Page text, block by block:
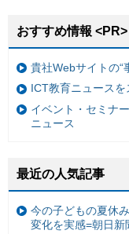
おすすめ情報 <PR>
貴社Webサイトの“
ICT教育ニュース
イベント・セミナ
ニュース
最近の人気記事
今の子どもの夏休
変化を実感=朝日新